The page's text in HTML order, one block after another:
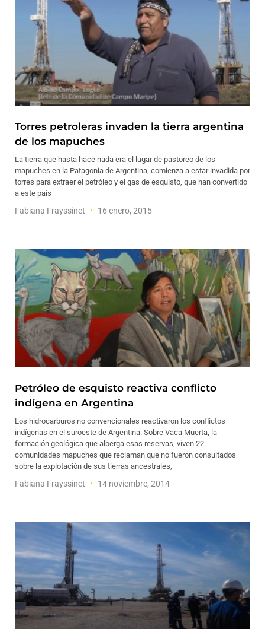
Torres petroleras invaden la tierra argentina
de los mapuches
La tierra que hasta hace nada era el lugar de pastoreo de los
mapuches en la Patagonia de Argentina, comienza a estar invadida por
torres para extraer el petróleo y el gas de esquisto, que han convertido
a este país
Fabiana Frayssinet 16 enero, 2015
Petróleo de esquisto reactiva conflicto
indígena en Argentina
Los hidrocarburos no convencionales reactivaron los conflictos
indígenas en el suroeste de Argentina. Sobre Vaca Muerta, la
formación geológica que alberga esas reservas, viven 22
comunidades mapuches que reclaman que no fueron consultados
sobre la explotación de sus tierras ancestrales,
Fabiana Frayssinet 14 noviembre, 2014